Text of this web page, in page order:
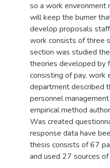
so a work environment
will keep the burner
develop proposals
work consists of three
section was studied
theories developed by
consisting of pay, work
department described
personnel
empirical method
Was created
response data have
thesis consists of 67
and used 27 sources